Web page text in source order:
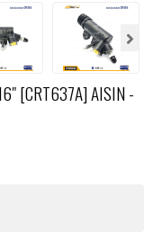
[CRT637A] AISIN -